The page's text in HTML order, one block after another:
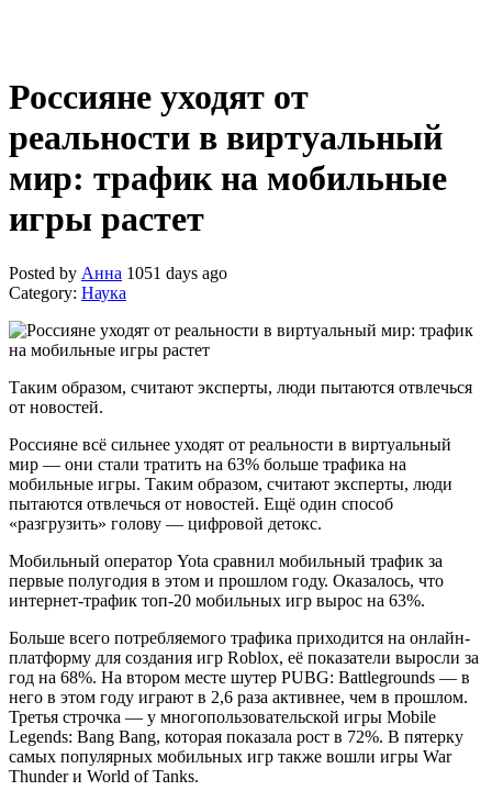
Россияне уходят от
реальности в виртуальный
мир: трафик на мобильные
игры растет
Posted by Анна 1051 days ago
Category: Наука
Таким образом, считают эксперты, люди пытаются отвлечься
от новостей.
Россияне всё сильнее уходят от реальности в виртуальный
мир — они стали тратить на 63% больше трафика на
мобильные игры. Таким образом, считают эксперты, люди
пытаются отвлечься от новостей. Ещё один способ
«разгрузить» голову — цифровой детокс.
Мобильный оператор Yota сравнил мобильный трафик за
первые полугодия в этом и прошлом году. Оказалось, что
интернет-трафик топ-20 мобильных игр вырос на 63%.
Больше всего потребляемого трафика приходится на онлайн-
платформу для создания игр Roblox, её показатели выросли за
год на 68%. На втором месте шутер PUBG: Battlegrounds — в
него в этом году играют в 2,6 раза активнее, чем в прошлом.
Третья строчка — у многопользовательской игры Mobile
Legends: Bang Bang, которая показала рост в 72%. В пятерку
самых популярных мобильных игр также вошли игры War
Thunder и World of Tanks.